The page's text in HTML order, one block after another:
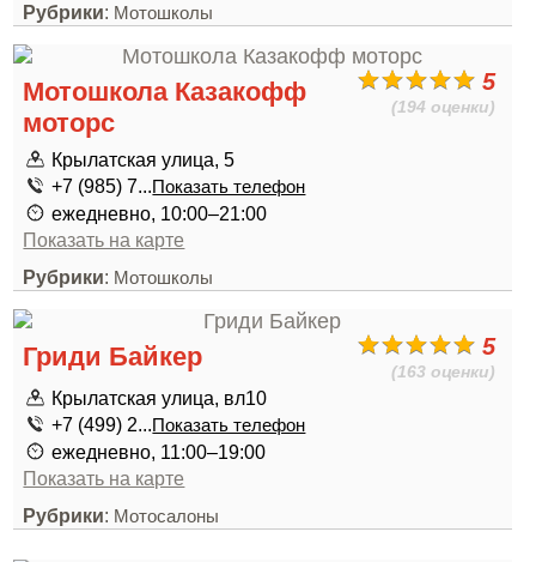
Рубрики: Мотошколы
5
(194 оценки)
Мотошкола Казакофф
моторс
Крылатская улица, 5
+7 (985) 7...Показать телефон
ежедневно, 10:00–21:00
Показать на карте
Рубрики: Мотошколы
5
(163 оценки)
Гриди Байкер
Крылатская улица, вл10
+7 (499) 2...Показать телефон
ежедневно, 11:00–19:00
Показать на карте
Рубрики: Мотосалоны